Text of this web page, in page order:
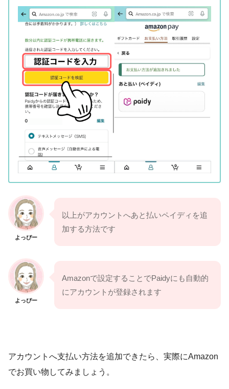
よっぴー
以上がアカウントへあと払いペイディを追
加する方法です
よっぴー
Amazonで設定することでPaidyにも自動的
にアカウントが登録されます
アカウントへ支払い方法を追加できたら、実際にAmazon
でお買い物してみましょう。